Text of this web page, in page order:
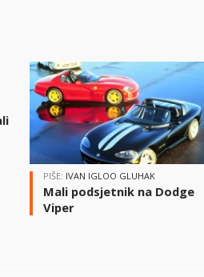
PIŠE: IVAN IGLOO GLUHAK
Mali podsjetnik na Dodge
Viper